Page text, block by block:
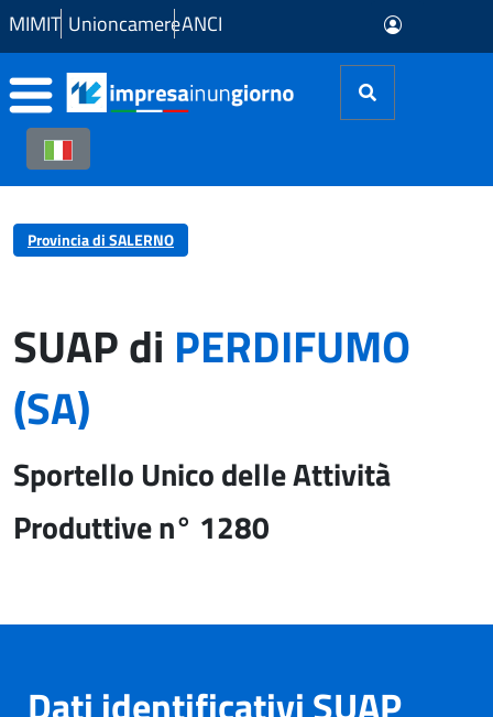
Skip to Main Content
MIMIT UnioncamereANCI
Provincia di SALERNO
SUAP di PERDIFUMO
(SA)
Sportello Unico delle Attività
Produttive n° 1280